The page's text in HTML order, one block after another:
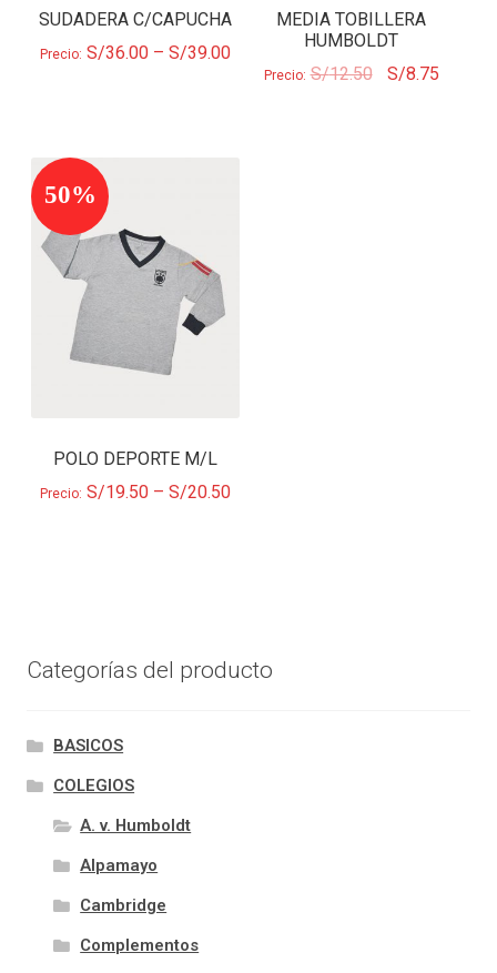
SUDADERA C/CAPUCHA
Precio: S/36.00 –S/39.00
MEDIA TOBILLERA
HUMBOLDT
Precio: S/12.50 S/8.75
50%
POLO DEPORTE M/L
Precio: S/19.50 –S/20.50
Categorías del producto
BASICOS
COLEGIOS
A. v. Humboldt
Alpamayo
Cambridge
Complementos